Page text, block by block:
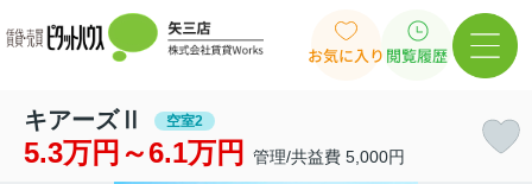
お気に入り 閲覧履歴
キアーズⅡ 空室2
5.3万円～6.1万円 管理/共益費 5,000円